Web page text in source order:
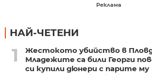
Реклама
НАЙ-ЧЕТЕНИ
1
Жестокото убийство в
Младежите са били Георги
си купили дюнери с парите му